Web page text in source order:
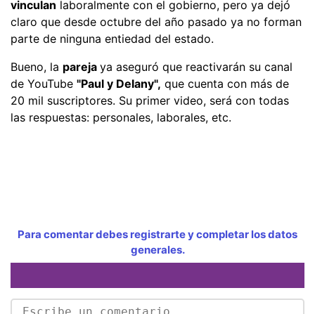
vinculan laboralmente con el gobierno, pero ya dejó
claro que desde octubre del año pasado ya no forman
parte de ninguna entiedad del estado.
Bueno, la pareja ya aseguró que reactivarán su canal
de YouTube "Paul y Delany", que cuenta con más de
20 mil suscriptores. Su primer video, será con todas
las respuestas: personales, laborales, etc.
Para comentar debes registrarte y completar los datos
generales.